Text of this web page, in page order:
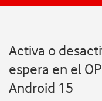
Activa o
espera en el
Android 15